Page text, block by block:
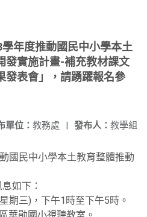
年度推動國民中小學本土
發實施計畫-補充教材課文
發表會」，請踴躍報名參
發布人： 教學組
單位： 教務處 |
國民中小學本土教育整體推動
如下：
期三)，下午1時至下午5時。